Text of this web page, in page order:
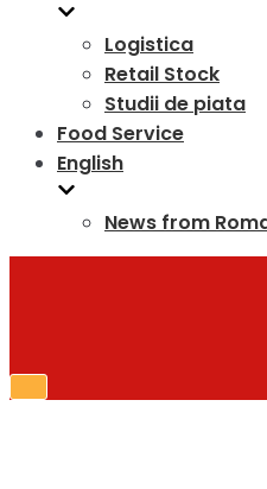
Logistica
Retail Stock
Studii de piata
Food Service
English
News from